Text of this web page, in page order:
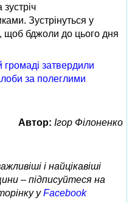
Зустрінуться у
щоб бджоли до цього дня
громаді затвердили
за полеглими
Автор: Ігор Філоненко
і найцікавіші
– підписуйтеся на
уFacebook